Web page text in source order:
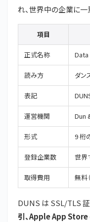
れ、世界中の企業に一
項目
正式名称
読み方 ダン
表記
運営機関 Dun
形式 9 桁
登録企業数 世界
取得費用 無料
DUNS は SSL/TLS 証
引、Apple App Store